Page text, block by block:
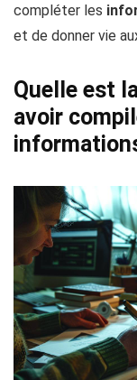
compléter les
et de donner vie
Quelle est
avoir